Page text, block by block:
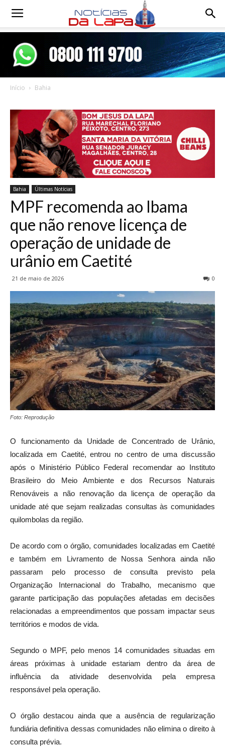
Notícias
Início Bahia
Bahia Últimas Notícias
MPF recomenda ao Ibama
que não renove licença de
operação de unidade de
urânio em Caetité
21 de maio de 2026 0
Foto: Reprodução
O funcionamento da Unidade de Concentrado de Urânio,
localizada em Caetité, entrou no centro de uma discussão
após o Ministério Público Federal recomendar ao Instituto
Brasileiro do Meio Ambiente e dos Recursos Naturais
Renováveis a não renovação da licença de operação da
unidade até que sejam realizadas consultas às comunidades
quilombolas da região.
De acordo com o órgão, comunidades localizadas em Caetité
e também em Livramento de Nossa Senhora ainda não
passaram pelo processo de consulta previsto pela
Organização Internacional do Trabalho, mecanismo que
garante participação das populações afetadas em decisões
relacionadas a empreendimentos que possam impactar seus
territórios e modos de vida.
Segundo o MPF, pelo menos 14 comunidades situadas em
áreas próximas à unidade estariam dentro da área de
influência da atividade desenvolvida pela empresa
responsável pela operação.
O órgão destacou ainda que a ausência de regularização
fundiária definitiva dessas comunidades não elimina o direito à
consulta prévia.